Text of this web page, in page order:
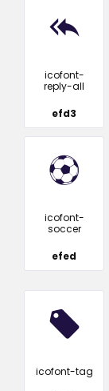
icofont-
reply-all
efd3
icofont-
soccer
efed
icofont-tag